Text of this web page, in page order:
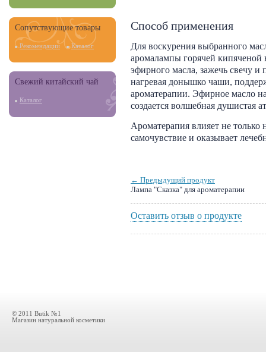
Сопутствующие товары
Рекомендации Каталог
Свежий китайский чай
Каталог
Способ применения
Для воскурения выбранного
аромалампы горячей кипяченой
эфирного масла, зажечь свечу и
нагревая донышко чаши,
ароматерапии. Эфирное масло
создается волшебная душистая
Ароматерапия влияет не
самочувствие и оказывает
← Предыдущий продукт
Лампа "Сказка" для ароматерапии
Оставить отзыв о продукте
© 2011 Butik №1
Магазин натуральной косметики